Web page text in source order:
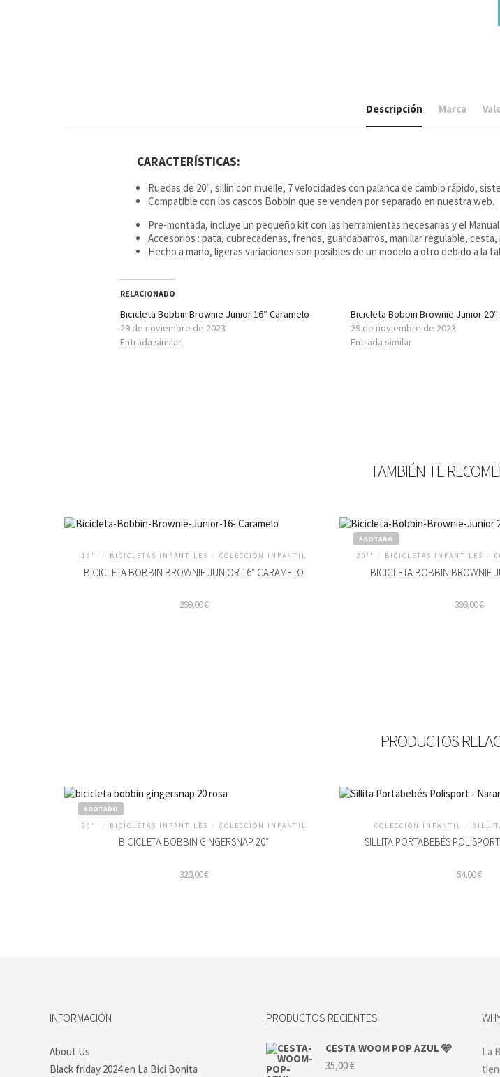
Descripción Marca
CARACTERÍSTICAS:
Ruedas de 20″, sillín con muelle, 7 velocidades con palanca de cambio rápido,
Compatible con los cascos Bobbin que se venden por separado en nuestra web.
Pre-montada, incluye un pequeño kit con las herramientas necesarias y el
Accesorios : pata, cubrecadenas, frenos, guardabarros, manillar regulable,
Hecho a mano, ligeras variaciones son posibles de un modelo a otro debido a la
RELACIONADO
Bicicleta Bobbin Brownie Junior 16″ Caramelo
29 de noviembre de 2023
Entrada similar
Bicicleta Bobbin Brownie Junior 20″
29 de noviembre de 2023
Entrada similar
TAMBIÉN TE
16'' / BICICLETAS INFANTILES / COLECCIÓN INFANTIL
BICICLETA BOBBIN BROWNIE JUNIOR 16″ CARAMELO
299,00€
AGOTADO
20''
/ BICICLETAS INFANTILES /
BICICLETA BOBBIN BROWNIE
399,00€
PRODUCTOS
AGOTADO
20''
/ BICICLETAS INFANTILES / COLECCIÓN INFANTIL
BICICLETA BOBBIN GINGERSNAP 20″
320,00€
pueden
la
página
COLECCIÓN INFANTIL /
SILLITA PORTABEBÉS
54,00€
INFORMACIÓN
About Us
Black friday 2024 en La Bici Bonita
PRODUCTOS RECIENTES
CESTA WOOM POP AZUL 🩵
35,00€
La